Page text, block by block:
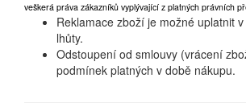
veškerá práva zákazníků vyplývající z platných právních
Reklamace zboží je možné uplatnit
lhůty.
Odstoupení od smlouvy (vrácení
podmínek platných v době nákupu.